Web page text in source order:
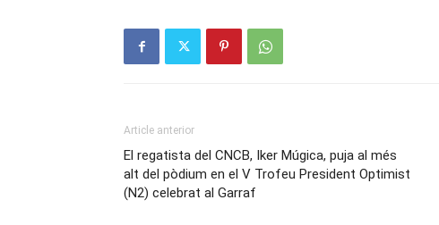
Article anterior
El regatista del CNCB, Iker Múgica, puja al més
alt del pòdium en el V Trofeu President Optimist
(N2) celebrat al Garraf